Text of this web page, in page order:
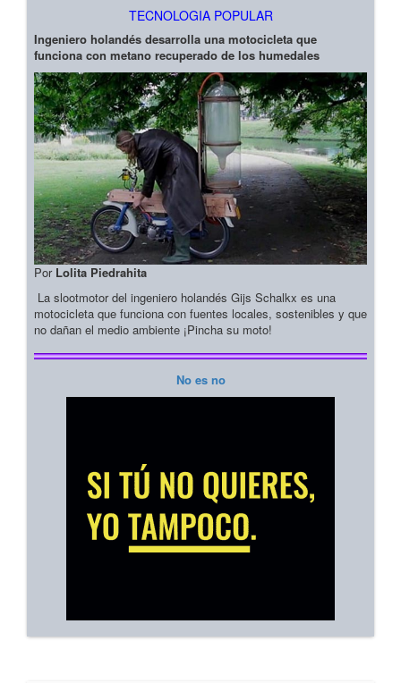
TECNOLOGIA POPULAR
Ingeniero holandés desarrolla una motocicleta que
funciona con metano recuperado de los humedales
Por Lolita Piedrahita
La slootmotor del ingeniero holandés Gijs Schalkx es una
motocicleta que funciona con fuentes locales, sostenibles y que
no dañan el medio ambiente ¡Pincha su moto!
No es no